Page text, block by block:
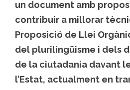
un document amb
contribuir a millorar
Proposició de Llei
del plurilingüisme i dels
de la ciutadania davant
l’Estat, actualment en